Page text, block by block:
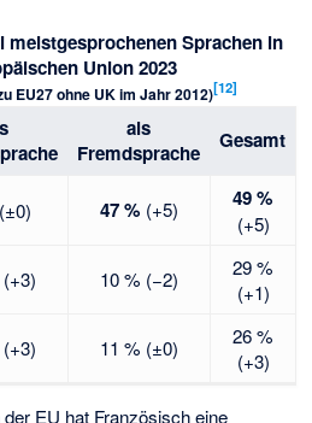
meistgesprochenen Sprachen in
Union 2023
EU27 ohne UK im Jahr 2012)[12]
als
Fremdsprache
Gesamt
47 % (+5) 49 %
(+5)
(+3) 10 % (−2)
29 %
(+1)
11 % (±0)
26 %
(+3)
EU hat Französisch eine